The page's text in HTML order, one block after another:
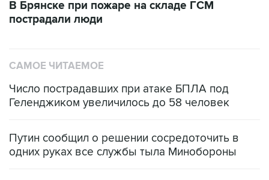
В Брянске при пожаре на складе ГСМ
пострадали люди
САМОЕ ЧИТАЕМОЕ
Число пострадавших при атаке БПЛА под
Геленджиком увеличилось до 58 человек
Путин сообщил о решении сосредоточить в
одних руках все службы тыла Минобороны